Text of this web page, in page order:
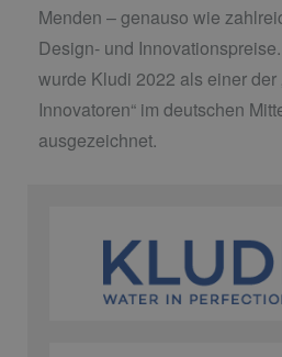
Menden – genauso wie
Design- und
wurde Kludi 2022 als einer der
Innovatoren“ im deutschen
ausgezeichnet.